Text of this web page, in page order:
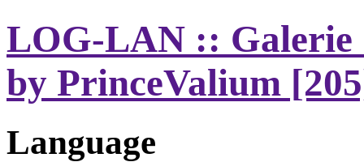
LOG-LAN :: Galerie
by PrinceValium
Language